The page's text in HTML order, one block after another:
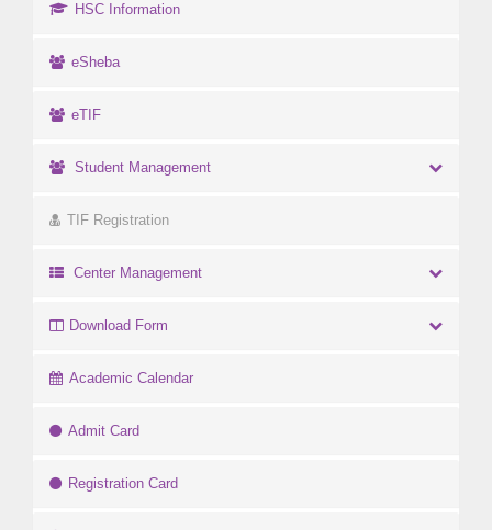
HSC Information
eSheba
eTIF
Student Management
TIF Registration
Center Management
Download Form
Academic Calendar
Admit Card
Registration Card